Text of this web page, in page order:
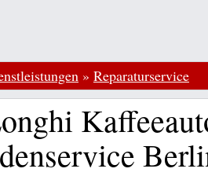
» Reparaturservice